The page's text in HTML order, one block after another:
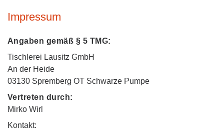
Impressum
Angaben gemäß § 5 TMG:
Tischlerei Lausitz GmbH
An der Heide
03130 Spremberg OT Schwarze Pumpe
Vertreten durch:
Mirko Wirl
Kontakt: